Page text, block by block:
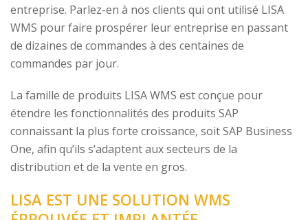
entreprise. Parlez-en à nos clients qui ont utilisé LISA
WMS pour faire prospérer leur entreprise en passant
de dizaines de commandes à des centaines de
commandes par jour.
La famille de produits LISA WMS est conçue pour
étendre les fonctionnalités des produits SAP
connaissant la plus forte croissance, soit SAP Business
One, afin qu’ils s’adaptent aux secteurs de la
distribution et de la vente en gros.
LISA EST UNE SOLUTION WMS